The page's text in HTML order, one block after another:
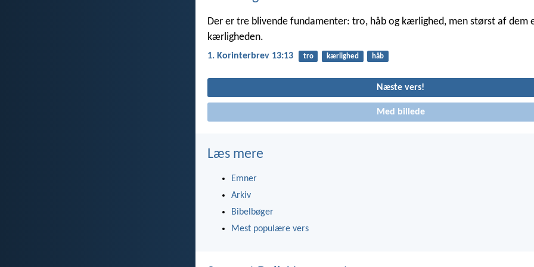
Der er tre blivende fundamenter: tro, håb og kærlighed, men størst af dem
kærligheden.
1. Korinterbrev 13:13 tro kærlighed håb
Næste vers!
Med billede
Læs mere
Emner
Arkiv
Bibelbøger
Mest populære vers